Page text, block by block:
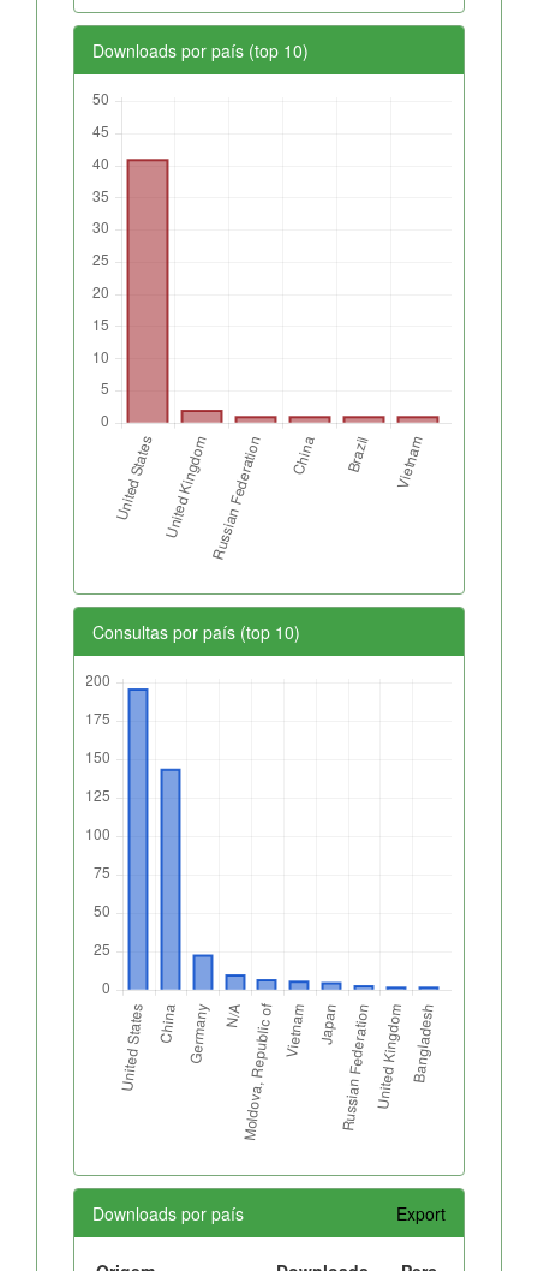
Downloads por país (top 10)
Consultas por país (top 10)
Downloads por país Export